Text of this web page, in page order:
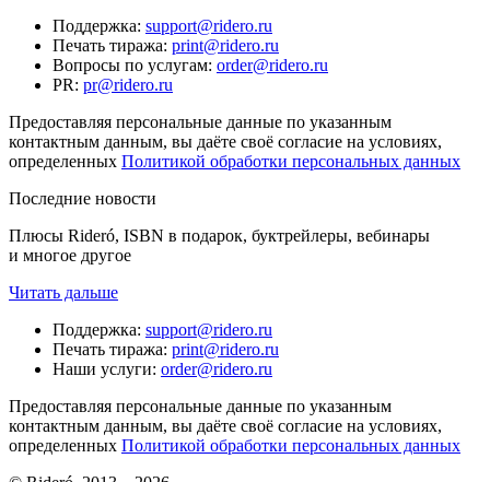
Поддержка: support@ridero.ru
Печать тиража: print@ridero.ru
Вопросы по услугам: order@ridero.ru
PR: pr@ridero.ru
Предоставляя персональные данные по указанным
контактным данным, вы даёте своё согласие на условиях,
определенных Политикой обработки персональных данных
Последние новости
Плюсы Rideró, ISBN в подарок, буктрейлеры, вебинары
и многое другое
Читать дальше
Поддержка: support@ridero.ru
Печать тиража: print@ridero.ru
Наши услуги: order@ridero.ru
Предоставляя персональные данные по указанным
контактным данным, вы даёте своё согласие на условиях,
определенных Политикой обработки персональных данных